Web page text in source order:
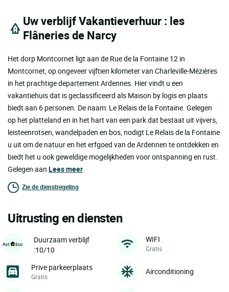
Uw verblijf Vakantieverhuur : les
Flâneries de Narcy
Het dorp Montcornet ligt aan de Rue de la Fontaine 12 in
Montcornet, op ongeveer vijftien kilometer van Charleville-Mézières
in het prachtige departement Ardennes. Hier vindt u een
vakantiehuis dat is geclassificeerd als Maison by logis en plaats
biedt aan 6 personen. De naam: Le Relais de la Fontaine. Gelegen
op het platteland en in het hart van een park dat bestaat uit vijvers,
leisteenrotsen, wandelpaden en bos, nodigt Le Relais de la Fontaine
u uit om de natuur en het erfgoed van de Ardennen te ontdekken en
biedt het u ook geweldige mogelijkheden voor ontspanning en rust.
Gelegen aan Lees meer
Zie de dienstregeling
Uitrusting en diensten
Duurzaam verblijf
:10/10
WIFI
Gratis
Prive parkeerplaats
Gratis
Airconditioning